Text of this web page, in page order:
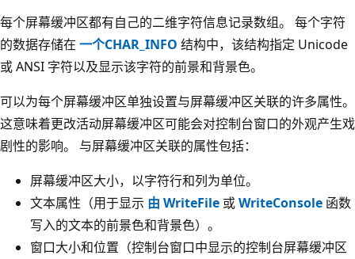
每个屏幕缓冲区都有自己的二维字符信息记录数组。 每个字符
的数据存储在 一个CHAR_INFO 结构中，该结构指定 Unicode
或 ANSI 字符以及显示该字符的前景和背景色。
可以为每个屏幕缓冲区单独设置与屏幕缓冲区关联的许多属性。
这意味着更改活动屏幕缓冲区可能会对控制台窗口的外观产生戏
剧性的影响。 与屏幕缓冲区关联的属性包括：
屏幕缓冲区大小，以字符行和列为单位。
文本属性（用于显示 由 WriteFile 或WriteConsole 函数
写入的文本的前景色和背景色）。
窗口大小和位置（控制台窗口中显示的控制台屏幕缓冲区